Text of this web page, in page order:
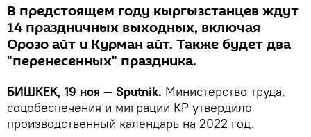
В предстоящем году кыргызстанцев ждут
14 праздничных выходных, включая
Орозо айт и Курман айт. Также будет два
"перенесенных" праздника.
БИШКЕК, 19 ноя — Sputnik. Министерство труда,
соцобеспечения и миграции КР утвердило
производственный календарь на 2022 год.